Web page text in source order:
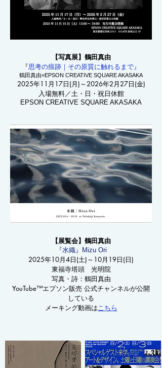
【写真展】鶴田真由
『思考の痕跡｜その原質に触れるまで』
​鶴田真由×EPSON CREATIVE SQUARE AKASAKA
2025年11月17日(月)～2026年2月27日(金)
入場無料／土・日・祝日休館
​EPSON CREATIVE SQUARE AKASAKA
【展覧会】鶴田真由
『水織』Mizu Ori
2025年10月4日(土)～10月19日(日)
​東福寺塔頭 光明院
​写真・詩：鶴田真由
YouTube™エプソン販売 公式チャンネルが公開
している
メーキング動画はこちら